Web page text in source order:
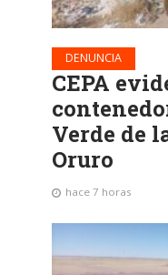
DENUNCIA
CEPA
Verde de
Oruro
hace 7 horas